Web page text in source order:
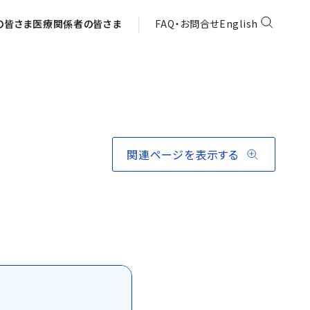
皆さま医療関係者の皆さま FAQ・お問合せEnglish
関連ページを表示する